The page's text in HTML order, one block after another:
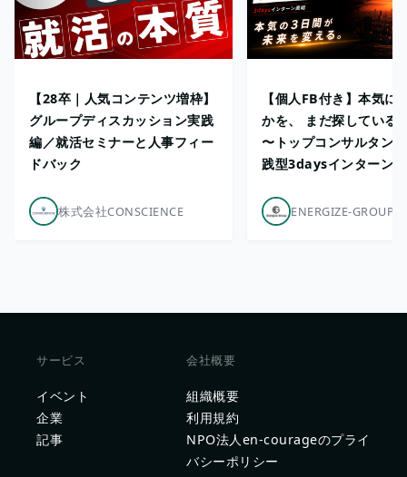
【28卒｜人気コンテンツ増枠】
グループディスカッション実践
編／就活セミナーと人事フィー
ドバック
株式会社CONSCIENCE
【個人FB付き】本気に
かを、 まだ探している
〜トップコンサルタン
践型3daysインターン
ENERGIZE-GROUP
サービス
イベント
企業
記事
会社概要
組織概要
利用規約
NPO法人en-courageのプライ
バシーポリシー